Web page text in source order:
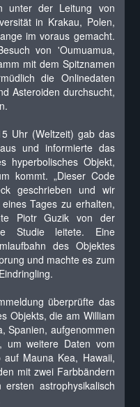
unter der Leitung von
in Krakau, Polen,
im voraus gemacht.
von 'Oumuamua,
mit dem Spitznamen
die Onlinedaten
Asteroiden durchsucht,
Uhr (Weltzeit) gab das
und informierte das
hyperbolisches Objekt,
kommt. „Dieser Code
geschrieben und wir
Tages zu erhalten,
Piotr Guzik von der
Studie leitete. Eine
des Objektes
und machte es zum
überprüfte das
Objekts, die am William
Spanien, aufgenommen
um weitere Daten vom
auf Mauna Kea, Hawaii,
mit zwei Farbbändern
astrophysikalisch